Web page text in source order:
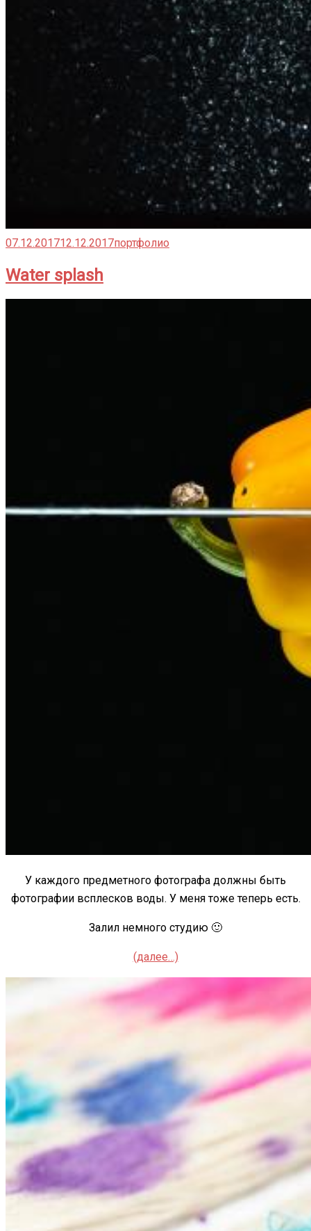
07.12.201712.12.2017портфолио
Water splash
У каждого предметного фотографа должны быть
фотографии всплесков воды. У меня тоже теперь есть.
Залил немного студию 🙂
(далее…)